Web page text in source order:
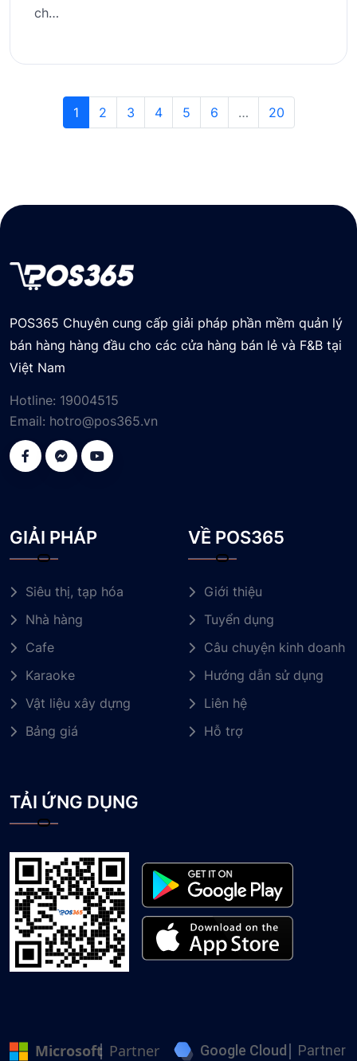
ch…
1 2 3 4 5 6 … 20
POS365 Chuyên cung cấp giải pháp phần mềm quản lý
bán hàng hàng đầu cho các cửa hàng bán lẻ và F&B tại
Việt Nam
Hotline: 19004515
Email: hotro@pos365.vn
GIẢI PHÁP
Siêu thị, tạp hóa
Nhà hàng
Cafe
Karaoke
Vật liệu xây dựng
Bảng giá
VỀ POS365
Giới thiệu
Tuyển dụng
Câu chuyện kinh doanh
Hướng dẫn sử dụng
Liên hệ
Hỗ trợ
TẢI ỨNG DỤNG
Microsoft Partner Google Cloud Partner